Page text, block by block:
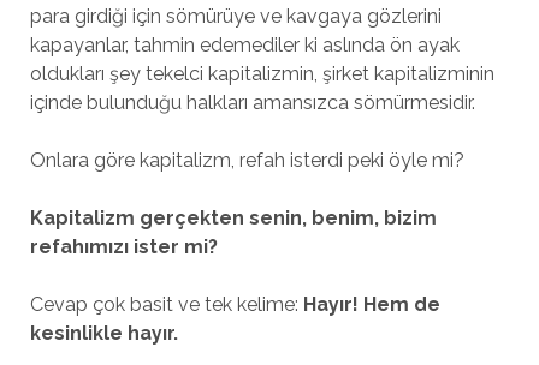
para girdiği için sömürüye ve kavgaya gözlerini
kapayanlar, tahmin edemediler ki aslında ön ayak
oldukları şey tekelci kapitalizmin, şirket kapitalizminin
içinde bulunduğu halkları amansızca sömürmesidir.
Onlara göre kapitalizm, refah isterdi peki öyle mi?
Kapitalizm gerçekten senin, benim, bizim
refahımızı ister mi?
Cevap çok basit ve tek kelime: Hayır! Hem de
kesinlikle hayır.